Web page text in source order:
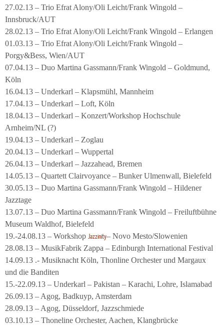
27.02.13 – Trio Efrat Alony/Oli Leicht/Frank Wingold –
Innsbruck/AUT
28.02.13 – Trio Efrat Alony/Oli Leicht/Frank Wingold – Erlangen
01.03.13 – Trio Efrat Alony/Oli Leicht/Frank Wingold –
Porgy&Bess, Wien/AUT
07.04.13 – Duo Martina Gassmann/Frank Wingold – Goldmund,
Köln
16.04.13 – Underkarl – Klapsmühl, Mannheim
17.04.13 – Underkarl – Loft, Köln
18.04.13 – Underkarl – Konzert/Workshop Hochschule
Arnheim/NL (?)
19.04.13 – Underkarl – Zoglau
20.04.13 – Underkarl – Wuppertal
26.04.13 – Underkarl – Jazzahead, Bremen
14.05.13 – Quartett Clairvoyance – Bunker Ulmenwall, Bielefeld
30.05.13 – Duo Martina Gassmann/Frank Wingold – Hildener
Jazztage
13.07.13 – Duo Martina Gassmann/Frank Wingold – Freiluftbühne
Museum Waldhof, Bielefeld
19.-24.08.13 – Workshop Jazzinity– Novo Mesto/Slowenien
28.08.13 – MusikFabrik Zappa – Edinburgh International Festival
14.09.13 .- Musiknacht Köln, Thonline Orchester und Margaux
und die Banditen
15.-22.09.13 – Underkarl – Pakistan – Karachi, Lohre, Islamabad
26.09.13 – Agog, Badkuyp, Amsterdam
28.09.13 – Agog, Düsseldorf, Jazzschmiede
03.10.13 – Thoneline Orchester, Aachen, Klangbrücke